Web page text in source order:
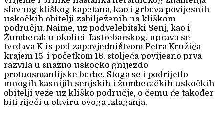
slavnog kliškog kapetana, kao i grbova povijesnih
uskočkih obitelji zabilježenih na kliškom
području. Naime, uz podvelebitski Senj, kao i
Žumberak u okolici Jastrebarskog, upravo se
tvrđava Klis pod zapovjedništvom Petra Kružića
krajem 15. i početkom 16. stoljeća povijesno prva
razvila u snažno uskočko gnijezdo
protuosmanlijske borbe. Stoga se i podrijetlo
mnogih kasnijih senjskih i žumberačkih uskočkih
obitelji veže uz kliško područje, o čemu će također
biti riječi u okviru ovoga izlaganja.